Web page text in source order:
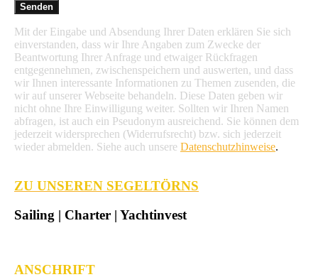
Mit der Eingabe und Absendung Ihrer Daten erklären Sie sich
einverstanden, dass wir Ihre Angaben zum Zwecke der
Beantwortung Ihrer Anfrage und etwaiger Rückfragen
entgegennehmen, zwischenspeichern und auswerten, und dass
wir Ihnen interessante Informationen zu Themen zusenden, die
wir auf unserer Webseite behandeln. Diese Daten geben wir
nicht ohne Ihre Einwilligung weiter. Sollten wir Ihren Namen
abfragen, ist auch ein Pseudonym ausreichend. Sie können dem
jederzeit widersprechen (Widerrufsrecht) bzw. sich jederzeit
wieder abmelden. Siehe auch unsere Datenschutzhinweise.
ZU UNSEREN SEGELTÖRNS
Sailing | Charter | Yachtinvest
ANSCHRIFT